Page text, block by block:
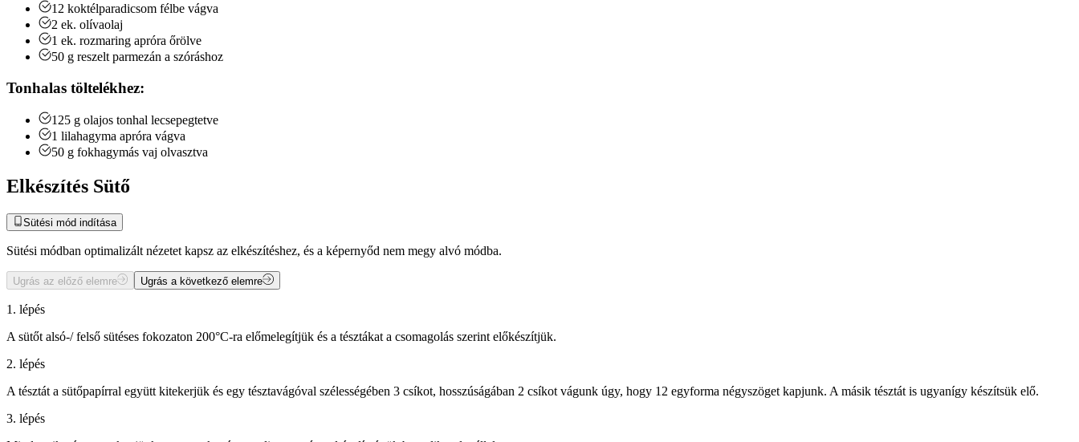
12 koktélparadicsom félbe vágva
2 ek. olívaolaj
1 ek. rozmaring apróra őrölve
50 g reszelt parmezán a szóráshoz
Tonhalas töltelékhez:
125 g olajos tonhal lecsepegtetve
1 lilahagyma apróra vágva
50 g fokhagymás vaj olvasztva
Elkészítés Sütő
Sütési mód indítása
Sütési módban optimalizált nézetet kapsz az elkészítéshez, és a képernyőd nem megy alvó módba.
Ugrás az előző elemre Ugrás a következő elemre
1. lépés
A sütőt alsó-/ felső sütéses fokozaton 200°C-ra előmelegítjük és a tésztákat a csomagolás szerint előkészítjük.
2. lépés
A tésztát a sütőpapírral együtt kitekerjük és egy tésztavágóval szélességében 3 csíkot, hosszúságában 2 csíkot vágunk úgy, hogy 12 egyforma négyszöget kapjunk. A másik tésztát is ugyanígy készítsük elő.
3. lépés